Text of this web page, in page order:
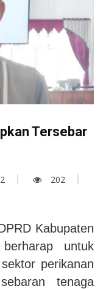
Tersebar
202
Kabupaten
untuk
perikanan
tenaga